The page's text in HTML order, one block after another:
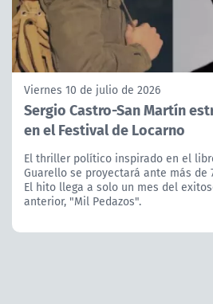
Viernes 10 de julio de 2026
Sergio Castro-San Martín
en el Festival de Locarno
El thriller político inspirado en el
Guarello se proyectará ante más de
El hito llega a solo un mes del
anterior, "Mil Pedazos".